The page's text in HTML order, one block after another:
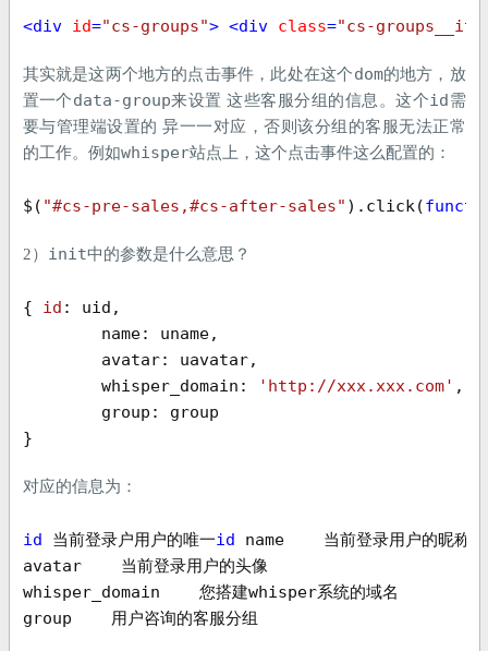
<div id="cs-groups"> <div class="cs-
其实就是这两个地方的点击事件，此处在这个dom的地方，放
置一个data-group来设置 这些客服分组的信息。这个id需
要与管理端设置的 异一一对应，否则该分组的客服无法正常
的工作。例如whisper站点上，这个点击事件这么配置的：
$( "#cs-pre-sales,#cs-after-sales" ).click(
2） init中的参数是什么意思？
{ id : uid,
        name: uname,
        avatar: uavatar,
        whisper_domain:
'http://xxx.xxx.com' ,
        group: group
}
对应的信息为：
id 当前登录户用户的唯一id name    当前登录用户的昵称
avatar    当前登录用户的头像
whisper_domain    您搭建whisper系统的域名
group    用户咨询的客服分组